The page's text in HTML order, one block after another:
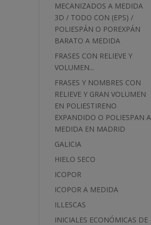
MECANIZADOS A MEDIDA
3D / TODO CON (EPS) /
POLIESPÁN O POREXPÁN
BARATO A MEDIDA
FRASES CON RELIEVE Y
VOLUMEN...
FRASES Y NOMBRES CON
RELIEVE Y GRAN VOLUMEN
EN POLIESTIRENO
EXPANDIDO O POLIESPAN A
MEDIDA EN MADRID
GALICIA
HIELO SECO
ICOPOR
ICOPOR A MEDIDA
ILLESCAS
INICIALES ECONÓMICAS DE